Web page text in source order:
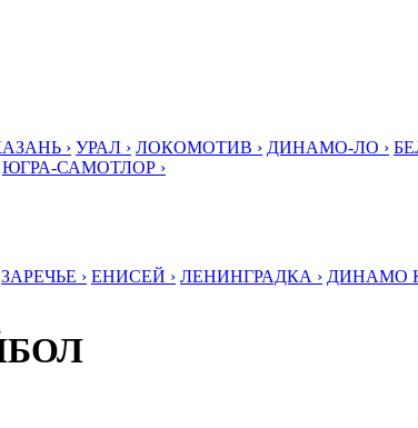
› УРАЛ › ЛОКОМОТИВ › ДИНАМО-ЛО ›
ЮГРА-САМОТЛОР ›
ЗАРЕЧЬЕ › ЕНИСЕЙ › ЛЕНИНГРАДКА › ДИНАМО